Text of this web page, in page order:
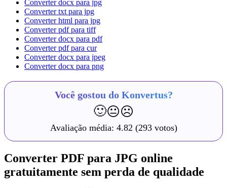
Converter docx para jpg
Converter txt para jpg
Converter html para jpg
Converter pdf para tiff
Converter docx para pdf
Converter pdf para cur
Converter docx para jpeg
Converter docx para png
Você gostou do Konvertus?
🙂😐☹️
Avaliação média: 4.82 (293 votos)
Converter PDF para JPG online
gratuitamente sem perda de qualidade